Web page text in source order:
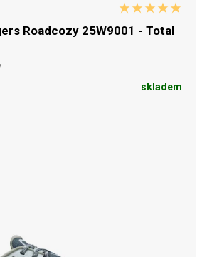
Roadcozy 25W9001 - Total
skladem